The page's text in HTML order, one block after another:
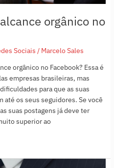
orgânico no
Sociais / Marcelo Sales
orgânico no Facebook? Essa é
empresas brasileiras, mas
para que as suas
os seus seguidores. Se você
suas postagens já deve ter
superior ao